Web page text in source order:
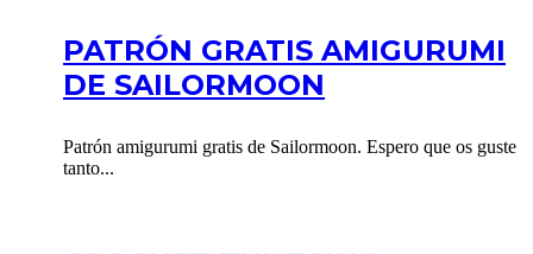
PATRÓN GRATIS AMIGURUMI
DE SAILORMOON
Patrón amigurumi gratis de Sailormoon. Espero que os guste
tanto...